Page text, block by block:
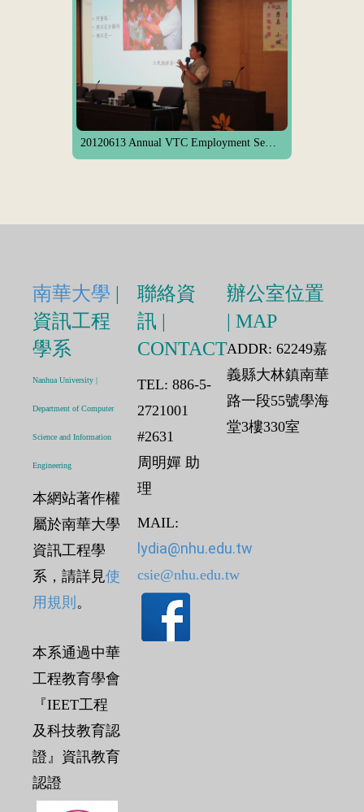
20120613 Annual VTC Employment Seminar - Feelings
南華大學 |
資訊工程
學系
Nanhua University |
Department of Computer
Science and Information
Engineering
本網站著作權
屬於南華大學
資訊工程學
系，請詳見使
用規則 。
本系通過中華
工程教育學會
『IEET工程
及科技教育認
證』資訊教育
認證
聯絡資
訊 |
CONTACT
TEL: 886-5-
2721001
#2631
周明嬋 助
理
MAIL:
lydia@nhu.edu.tw
csie@nhu.edu.tw
辦公室位置
| MAP
ADDR: 62249嘉
義縣大林鎮南華
路一段55號學海
堂3樓330室